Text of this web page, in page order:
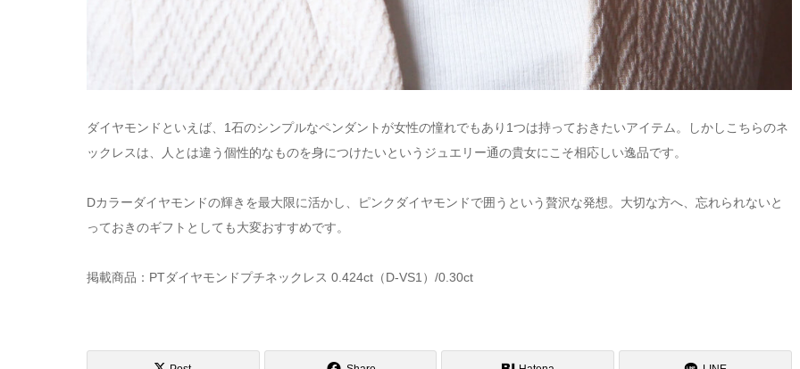
ダイヤモンドといえば、1石のシンプルなペンダントが女性の憧れでもあり1つは持っておきたいアイテム。しかしこちらのネ
ックレスは、人とは違う個性的なものを身につけたいというジュエリー通の貴女にこそ相応しい逸品です。
Dカラーダイヤモンドの輝きを最大限に活かし、ピンクダイヤモンドで囲うという贅沢な発想。大切な方へ、忘れられないと
っておきのギフトとしても大変おすすめです。
掲載商品：PTダイヤモンドプチネックレス 0.424ct（D-VS1）/0.30ct